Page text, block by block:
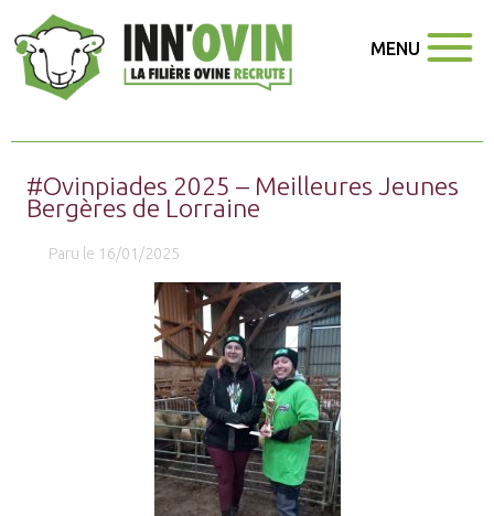
MENU
#Ovinpiades 2025 – Meilleures Jeunes
Bergères de Lorraine
Paru le 16/01/2025